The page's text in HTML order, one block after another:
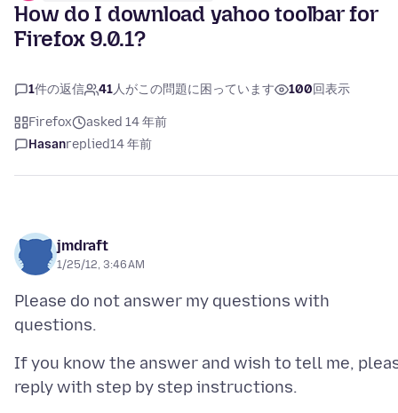
How do I download yahoo toolbar for
Firefox 9.0.1?
1件の返信 41人がこの問題に困っています 100回表示
Firefox
asked 14 年前
Hasanreplied14 年前
jmdraft
1/25/12, 3:46 AM
Please do not answer my questions with
If you know the answer and wish to tell me,